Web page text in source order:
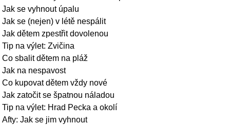
Jak se vyhnout úpalu
Jak se (nejen) v létě nespálit
Jak dětem zpestřit dovolenou
Tip na výlet: Zvičina
Co sbalit dětem na pláž
Jak na nespavost
Co kupovat dětem vždy nové
Jak zatočit se špatnou náladou
Tip na výlet: Hrad Pecka a okolí
Afty: Jak se jim vyhnout